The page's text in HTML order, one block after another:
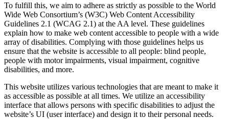
To fulfill this, we aim to adhere as strictly as possible to the World
Wide Web Consortium’s (W3C) Web Content Accessibility
Guidelines 2.1 (WCAG 2.1) at the AA level. These guidelines
explain how to make web content accessible to people with a wide
array of disabilities. Complying with those guidelines helps us
ensure that the website is accessible to all people: blind people,
people with motor impairments, visual impairment, cognitive
disabilities, and more.
This website utilizes various technologies that are meant to make it
as accessible as possible at all times. We utilize an accessibility
interface that allows persons with specific disabilities to adjust the
website’s UI (user interface) and design it to their personal needs.